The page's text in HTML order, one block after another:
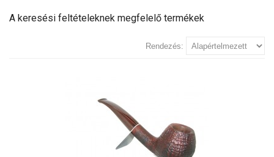
A keresési feltételeknek megfelelő termékek
Rendezés: